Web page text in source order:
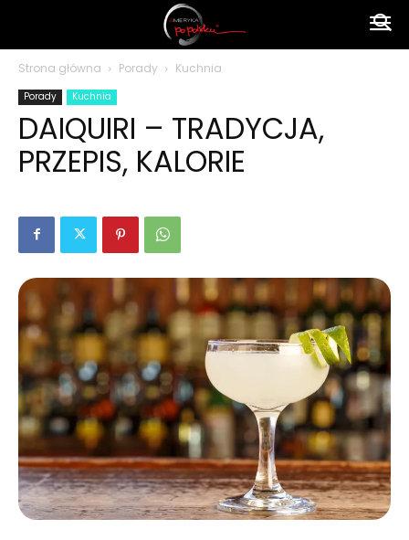
Strona główna Porady Kuchnia
Porady Kuchnia
DAIQUIRI – TRADYCJA,
PRZEPIS, KALORIE